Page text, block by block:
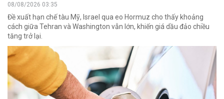
08/08/2026 03:35
Đề xuất hạn chế tàu Mỹ, Israel qua eo Hormuz cho thấy khoảng
cách giữa Tehran và Washington vẫn lớn, khiến giá dầu đảo chiều
tăng trở lại.